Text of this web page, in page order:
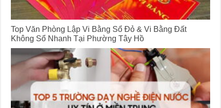
Top Văn Phòng Lập Vi Bằng Sổ Đỏ & Vi Bằng Đất
Không Sổ Nhanh Tại Phường Tây Hồ